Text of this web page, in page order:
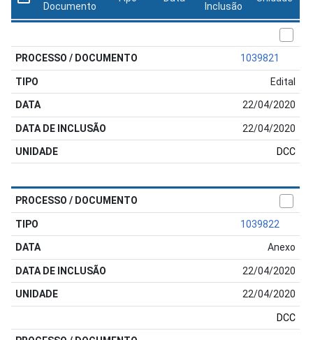
Documento
Inclusão
1039821
Edital
22/04/2020
22/04/2020
DCC
1039822
Anexo
22/04/2020
22/04/2020
DCC